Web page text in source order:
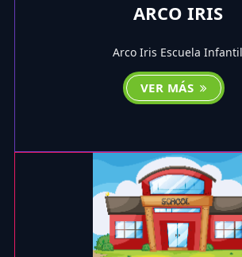
ARCO IRIS
Arco Iris Escuela Infantil
VER MÁS